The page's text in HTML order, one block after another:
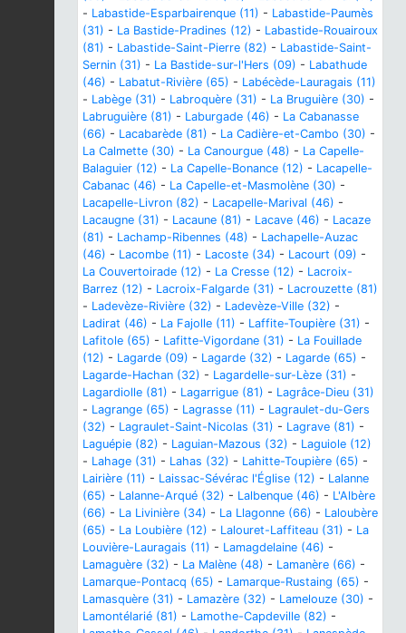
- Labastide-Esparbairenque (11) - Labastide-Paumès
(31) - La Bastide-Pradines (12) - Labastide-Rouairoux
(81) - Labastide-Saint-Pierre (82) - Labastide-Saint-
Sernin (31) - La Bastide-sur-l'Hers (09) - Labathude
(46) - Labatut-Rivière (65) - Labécède-Lauragais (11)
- Labège (31) - Labroquère (31) - La Bruguière (30) -
Labruguière (81) - Laburgade (46) - La Cabanasse
(66) - Lacabarède (81) - La Cadière-et-Cambo (30) -
La Calmette (30) - La Canourgue (48) - La Capelle-
Balaguier (12) - La Capelle-Bonance (12) - Lacapelle-
Cabanac (46) - La Capelle-et-Masmolène (30) -
Lacapelle-Livron (82) - Lacapelle-Marival (46) -
Lacaugne (31) - Lacaune (81) - Lacave (46) - Lacaze
(81) - Lachamp-Ribennes (48) - Lachapelle-Auzac
(46) - Lacombe (11) - Lacoste (34) - Lacourt (09) -
La Couvertoirade (12) - La Cresse (12) - Lacroix-
Barrez (12) - Lacroix-Falgarde (31) - Lacrouzette (81)
- Ladevèze-Rivière (32) - Ladevèze-Ville (32) -
Ladirat (46) - La Fajolle (11) - Laffite-Toupière (31) -
Lafitole (65) - Lafitte-Vigordane (31) - La Fouillade
(12) - Lagarde (09) - Lagarde (32) - Lagarde (65) -
Lagarde-Hachan (32) - Lagardelle-sur-Lèze (31) -
Lagardiolle (81) - Lagarrigue (81) - Lagrâce-Dieu (31)
- Lagrange (65) - Lagrasse (11) - Lagraulet-du-Gers
(32) - Lagraulet-Saint-Nicolas (31) - Lagrave (81) -
Laguépie (82) - Laguian-Mazous (32) - Laguiole (12)
- Lahage (31) - Lahas (32) - Lahitte-Toupière (65) -
Lairière (11) - Laissac-Sévérac l'Église (12) - Lalanne
(65) - Lalanne-Arqué (32) - Lalbenque (46) - L'Albère
(66) - La Livinière (34) - La Llagonne (66) - Laloubère
(65) - La Loubière (12) - Lalouret-Laffiteau (31) - La
Louvière-Lauragais (11) - Lamagdelaine (46) -
Lamaguère (32) - La Malène (48) - Lamanère (66) -
Lamarque-Pontacq (65) - Lamarque-Rustaing (65) -
Lamasquère (31) - Lamazère (32) - Lamelouze (30) -
Lamontélarié (81) - Lamothe-Capdeville (82) -